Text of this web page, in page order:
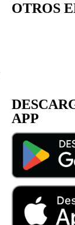
OTROS
APP